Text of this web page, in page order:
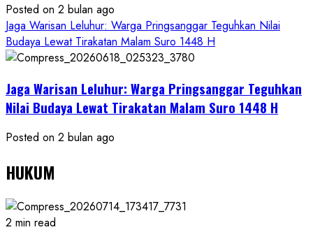
Posted on 2 bulan ago
Jaga Warisan Leluhur: Warga Pringsanggar Teguhkan Nilai
Budaya Lewat Tirakatan Malam Suro 1448 H
Jaga Warisan Leluhur: Warga Pringsanggar Teguhkan
Nilai Budaya Lewat Tirakatan Malam Suro 1448 H
Posted on 2 bulan ago
HUKUM
2 min read